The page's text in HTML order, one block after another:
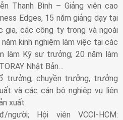
Thanh Bình – Giảng viên cao
Edges, 15 năm giảng dạy tại
gia, các công ty trong và ngoài
kinh nghiệm làm việc tại các
làm Kỹ sư trưởng; 20 năm làm
Nhật Bản…
trưởng, chuyền trưởng, trưởng
và các cán bộ nghiệp vụ liên
xuất
người; Hội viên VCCI-HCM: